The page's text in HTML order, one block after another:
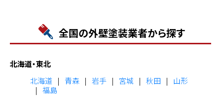
全国の外壁塗装業者から探す
北海道・東北
北海道
青森 岩手 宮城 秋田
山形
福島